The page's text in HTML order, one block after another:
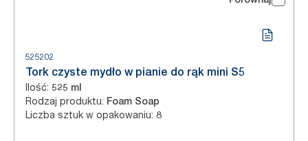
525202
Tork czyste mydło w pianie do rąk mini S5
Ilość: 525 ml
Rodzaj produktu: Foam Soap
Liczba sztuk w opakowaniu: 8